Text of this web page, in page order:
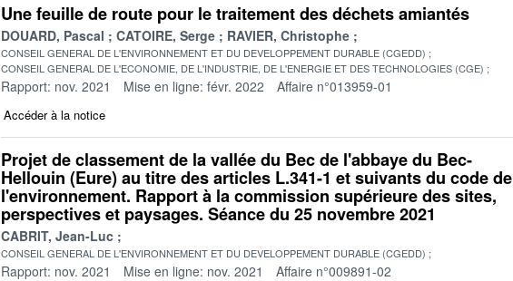
Une feuille de route pour le traitement des déchets amiantés
DOUARD, Pascal CATOIRE, Serge RAVIER, Christophe
CONSEIL GENERAL DE L'ENVIRONNEMENT ET DU DEVELOPPEMENT DURABLE (CGEDD)
CONSEIL GENERAL DE L'ECONOMIE, DE L'INDUSTRIE, DE L'ENERGIE ET DES TECHNOLOGIES (CGE)
Rapport: nov. 2021 Mise en ligne: févr. 2022 Affaire n°013959-01
Accéder à la notice
Projet de classement de la vallée du Bec de l'abbaye du Bec-
Hellouin (Eure) au titre des articles L.341-1 et suivants du code de
l'environnement. Rapport à la commission supérieure des sites,
perspectives et paysages. Séance du 25 novembre 2021
CABRIT, Jean-Luc
CONSEIL GENERAL DE L'ENVIRONNEMENT ET DU DEVELOPPEMENT DURABLE (CGEDD)
Rapport: nov. 2021 Mise en ligne: nov. 2021 Affaire n°009891-02